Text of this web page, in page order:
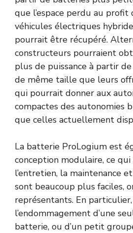
que l’espace perdu au
véhicules électriques
pourrait être récupéré.
constructeurs pourraient
plus de puissance à partir
de même taille que leurs
qui pourrait donner aux
compactes des autonomies
que celles actuellement
La batterie ProLogium est
conception modulaire, ce
l’entretien, la maintenance
sont beaucoup plus faciles,
représentants. En particulier,
l’endommagement d’une
batterie, ou d’un petit